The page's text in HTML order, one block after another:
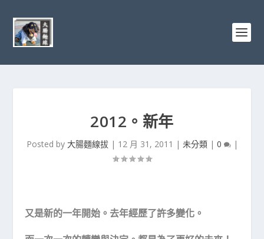
2012。新年
Posted by 大腸麵線拔| 12 月 31, 2011 | 未分類| 0 |
又是新的一年開始。去年經歷了許多變化。